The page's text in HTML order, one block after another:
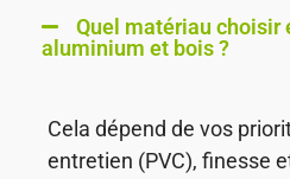
Quel matériau choisir
aluminium et bois ?
Cela dépend de vos
entretien (PVC), finesse